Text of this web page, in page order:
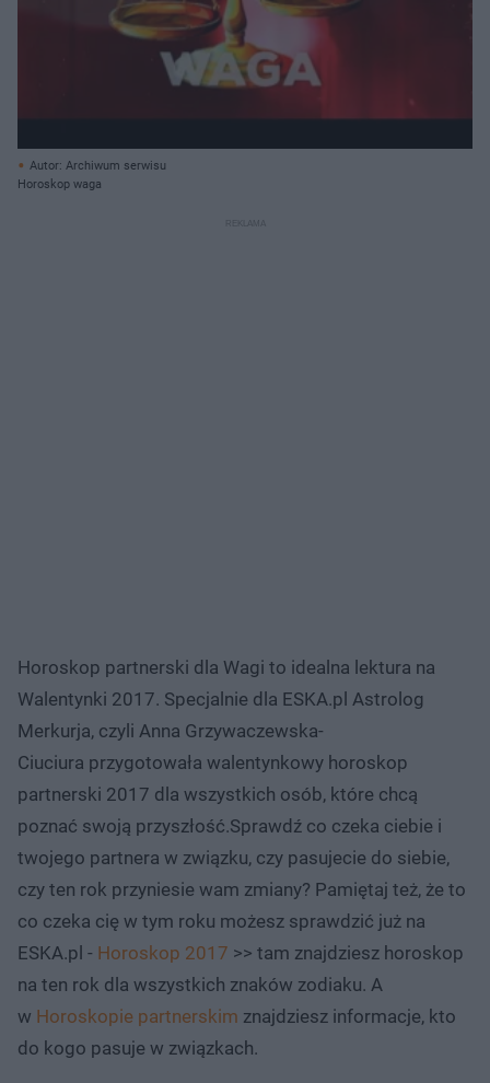
Autor: Archiwum serwisu
Horoskop waga
Horoskop partnerski dla Wagi to idealna lektura na
Walentynki 2017. Specjalnie dla ESKA.pl Astrolog
Merkurja, czyli Anna Grzywaczewska-
Ciuciura przygotowała walentynkowy horoskop
partnerski 2017 dla wszystkich osób, które chcą
poznać swoją przyszłość.Sprawdź co czeka ciebie i
twojego partnera w związku, czy pasujecie do siebie,
czy ten rok przyniesie wam zmiany? Pamiętaj też, że to
co czeka cię w tym roku możesz sprawdzić już na
ESKA.pl - Horoskop 2017 >> tam znajdziesz horoskop
na ten rok dla wszystkich znaków zodiaku. A
w Horoskopie partnerskim znajdziesz informacje, kto
do kogo pasuje w związkach.